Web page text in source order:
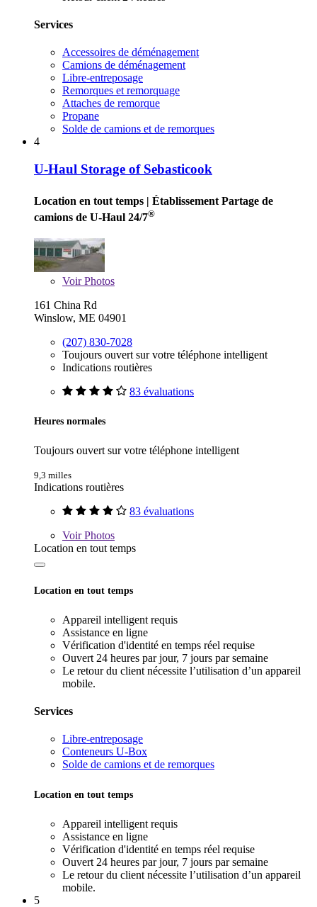
Services
Accessoires de déménagement
Camions de déménagement
Libre-entreposage
Remorques et remorquage
Attaches de remorque
Propane
Solde de camions et de remorques
4
U-Haul Storage of Sebasticook
Location en tout temps | Établissement Partage de
camions de U-Haul 24/7®
VoirPhotos
161 China Rd
Winslow, ME 04901
(207) 830-7028
Toujours ouvert sur votre téléphone intelligent
Indications routières
83 évaluations
Heures normales
Toujours ouvert sur votre téléphone intelligent
9,3 milles
Indications routières
83 évaluations
VoirPhotos
Location en tout temps
Location en tout temps
Appareil intelligent requis
Assistance en ligne
Vérification d'identité en temps réel requise
Ouvert 24 heures par jour, 7 jours par semaine
Le retour du client nécessite l’utilisation d’un appareil
mobile.
Services
Libre-entreposage
Conteneurs U-Box
Solde de camions et de remorques
Location en tout temps
Appareil intelligent requis
Assistance en ligne
Vérification d'identité en temps réel requise
Ouvert 24 heures par jour, 7 jours par semaine
Le retour du client nécessite l’utilisation d’un appareil
mobile.
5